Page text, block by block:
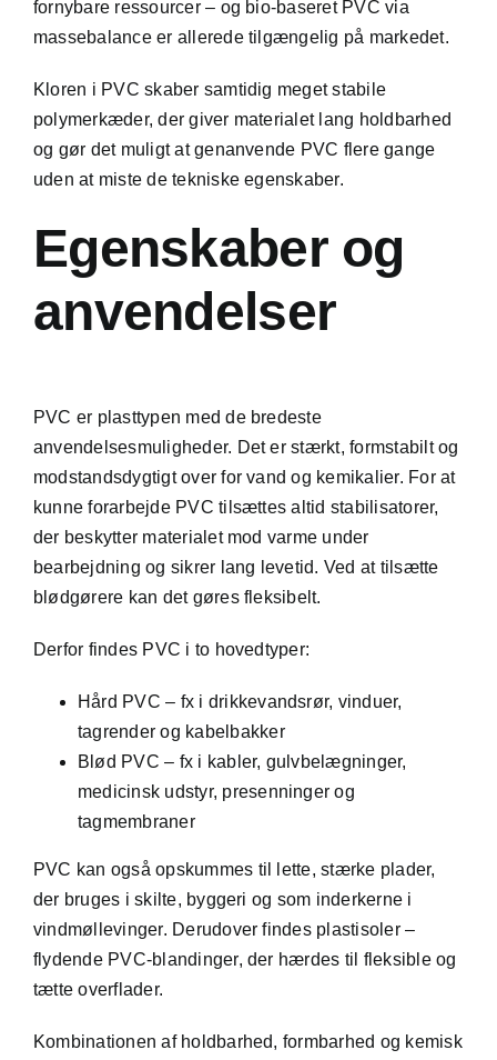
fornybare ressourcer – og bio-baseret PVC via
massebalance er allerede tilgængelig på markedet.
Kloren i PVC skaber samtidig meget stabile
polymerkæder, der giver materialet lang holdbarhed
og gør det muligt at genanvende PVC flere gange
uden at miste de tekniske egenskaber.
Egenskaber og
anvendelser
PVC er plasttypen med de bredeste
anvendelsesmuligheder. Det er stærkt, formstabilt og
modstandsdygtigt over for vand og kemikalier. For at
kunne forarbejde PVC tilsættes altid stabilisatorer,
der beskytter materialet mod varme under
bearbejdning og sikrer lang levetid. Ved at tilsætte
blødgørere kan det gøres fleksibelt.
Derfor findes PVC i to hovedtyper:
Hård PVC – fx i drikkevandsrør, vinduer,
tagrender og kabelbakker
Blød PVC – fx i kabler, gulvbelægninger,
medicinsk udstyr, presenninger og
tagmembraner
PVC kan også opskummes til lette, stærke plader,
der bruges i skilte, byggeri og som inderkerne i
vindmøllevinger. Derudover findes plastisoler –
flydende PVC-blandinger, der hærdes til fleksible og
tætte overflader.
Kombinationen af holdbarhed, formbarhed og kemisk